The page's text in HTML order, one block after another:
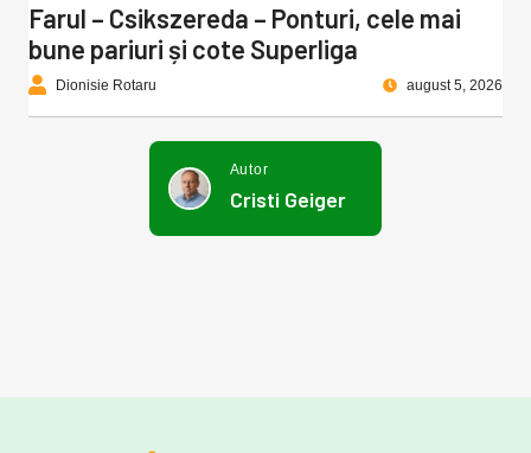
Farul – Csikszereda – Ponturi, cele mai
bune pariuri și cote Superliga
Dionisie Rotaru august 5, 2026
Autor
Cristi Geiger